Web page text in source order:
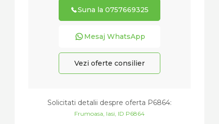
Suna la 0757669325
Mesaj WhatsApp
Vezi oferte consilier
Solicitati detalii despre oferta P6864:
Frumoasa, Iasi, ID P6864